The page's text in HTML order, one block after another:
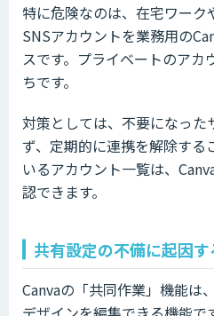
特に危険なのは、在宅ワー
SNSアカウントを業務用の
スです。プライベートのアカ
ちです。
対策としては、不要になった
ず、定期的に連携を解除する
いるアカウント一覧は、
認できます。
共有設定の不備に起因
Canvaの「共同作業」機能は